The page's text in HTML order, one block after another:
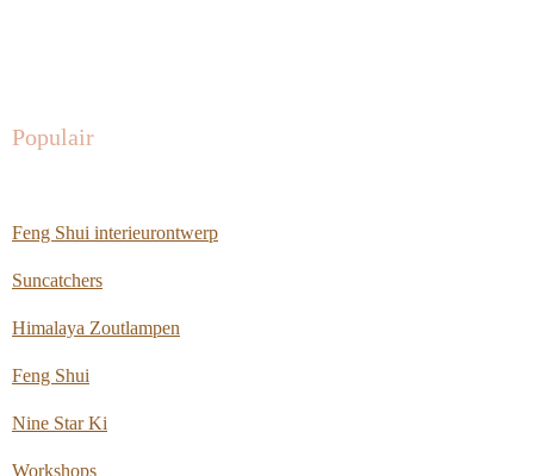
Populair
Feng Shui interieurontwerp
Suncatchers
Himalaya Zoutlampen
Feng Shui
Nine Star Ki
Workshops